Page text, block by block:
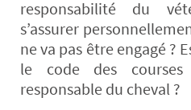
responsabilité du
s’assurer
ne va pas être engagé ?
le code des
responsable du cheval ?